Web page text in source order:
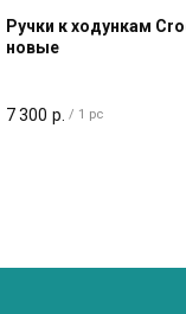
Ручки к ходункам
новые
7 300 р. / 1 pc